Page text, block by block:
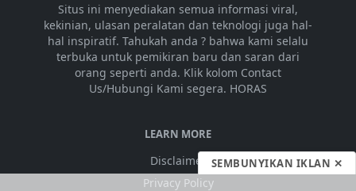
Situs ini menyediakan semua informasi viral,
kekinian, ulasan peralatan dan teknologi juga hal-
hal inspiratif. Tahukah anda ? bahwa kami selalu
terbuka untuk pemikiran baru dan saran dari
orang seperti anda. Klik kolom Contact
Us/Hubungi Kami segera. HORAS
LEARN MORE
Disclaimer
Privacy Policy
SEMBUNYIKAN IKLAN ✕